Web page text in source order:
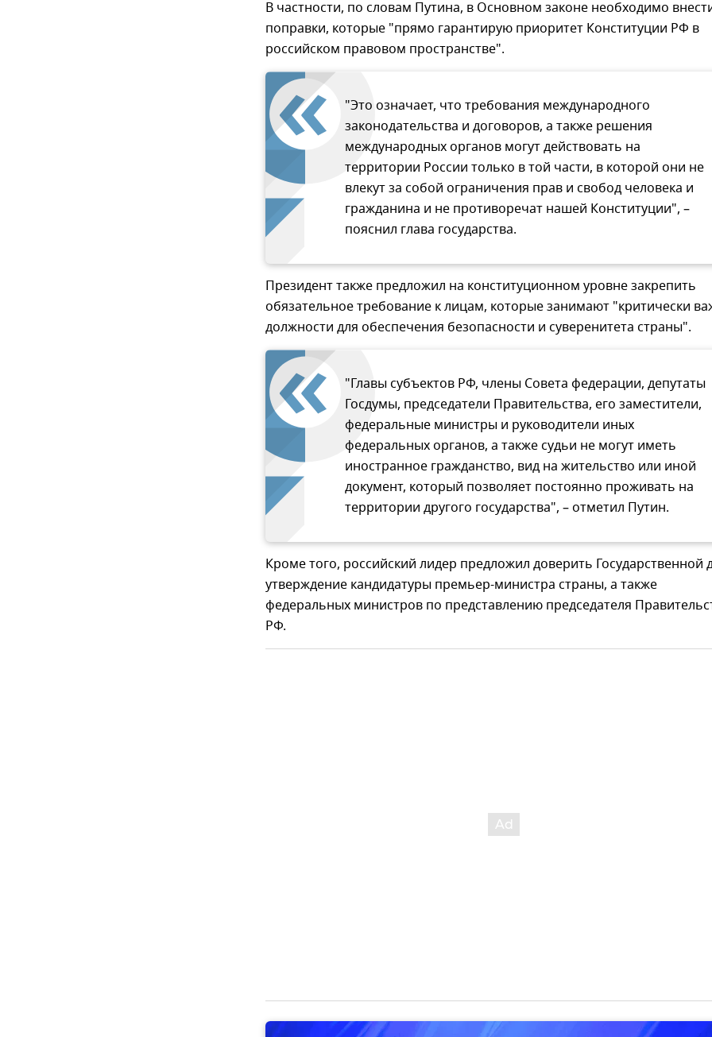
В частности, по словам Путина, в Основном законе необходимо
поправки, которые "прямо гарантирую приоритет Конституции РФ в
российском правовом пространстве".
"Это означает, что требования международного
законодательства и договоров, а также решения
международных органов могут действовать на
территории России только в той части, в которой они не
влекут за собой ограничения прав и свобод человека и
гражданина и не противоречат нашей Конституции", –
пояснил глава государства.
Президент также предложил на конституционном уровне закрепить
обязательное требование к лицам, которые занимают "критически
должности для обеспечения безопасности и суверенитета страны".
"Главы субъектов РФ, члены Совета федерации, депутаты
Госдумы, председатели Правительства, его заместители,
федеральные министры и руководители иных
федеральных органов, а также судьи не могут иметь
иностранное гражданство, вид на жительство или иной
документ, который позволяет постоянно проживать на
территории другого государства", – отметил Путин.
Кроме того, российский лидер предложил доверить Государственной
утверждение кандидатуры премьер-министра страны, а также
федеральных министров по представлению председателя
РФ.